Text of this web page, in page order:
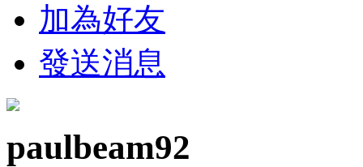
加為好友
發送消息
paulbeam92